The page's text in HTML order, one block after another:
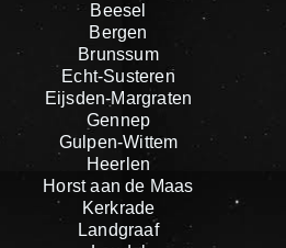
Beesel
Bergen
Brunssum
Echt-Susteren
Eijsden-Margraten
Gennep
Gulpen-Wittem
Heerlen
Horst aan de Maas
Kerkrade
Landgraaf